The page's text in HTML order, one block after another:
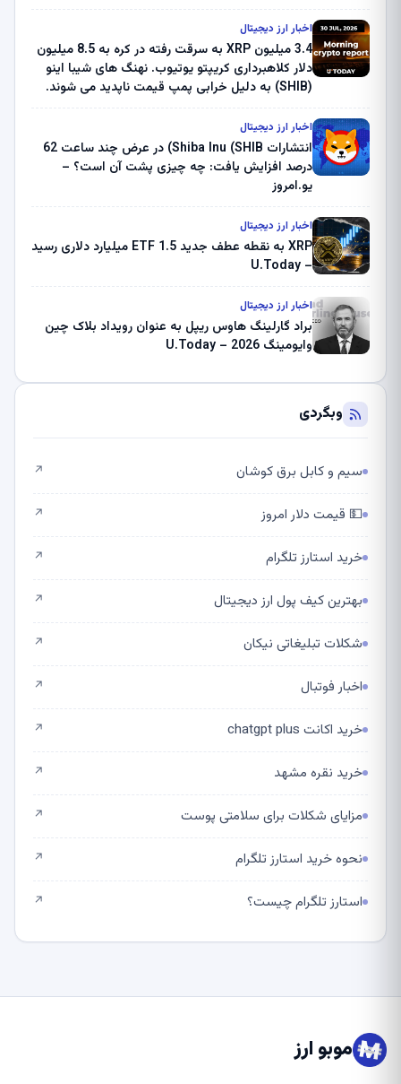
اخبار ارز دیجیتال
3.4 میلیون XRP به سرقت رفته در کره به 8.5 میلیون
دلار کلاهبرداری کریپتو یوتیوب. نهنگ های شیبا اینو
(SHIB) به دلیل خرابی پمپ قیمت ناپدید می شوند.
ثبت کرد – گزارش کریپتو صبح – U.Today
اخبار ارز دیجیتال
انتشارات Shiba Inu (SHIB) در عرض چند ساعت 62
درصد افزایش یافت: چه چیزی پشت آن است؟ –
یو.امروز
اخبار ارز دیجیتال
XRP به نقطه عطف جدید ETF 1.5 میلیارد دلاری رسید
– U.Today
اخبار ارز دیجیتال
براد گارلینگ هاوس ریپل به عنوان رویداد بلاک چین
وایومینگ 2026 – U.Today
وبگردی
سیم و کابل برق کوشان ↗
💵 قیمت دلار امروز ↗
خرید استارز تلگرام ↗
بهترین کیف پول ارز دیجیتال ↗
شکلات تبلیغاتی نیکان ↗
اخبار فوتبال ↗
خرید اکانت chatgpt plus ↗
خرید نقره مشهد ↗
مزایای شکلات برای سلامتی پوست ↗
نحوه خرید استارز تلگرام ↗
استارز تلگرام چیست؟ ↗
موبو ارز